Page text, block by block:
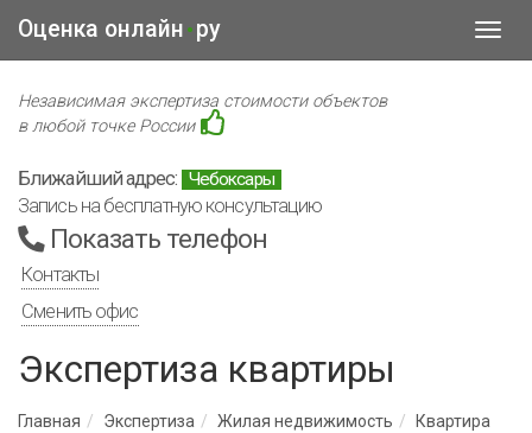
Оценка онлайн • ру
Независимая экспертиза стоимости объектов
в любой точке России
Ближайший адрес: Чебоксары
Запись на бесплатную консультацию
Показать телефон
Контакты
Сменить офис
Экспертиза квартиры
Главная Экспертиза Жилая недвижимость Квартира